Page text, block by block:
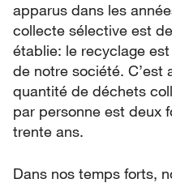
apparus dans les
collecte sélective est
établie: le recyclage
de notre société. C’est
quantité de déchets
par personne est deux
trente ans.
Dans nos temps forts,